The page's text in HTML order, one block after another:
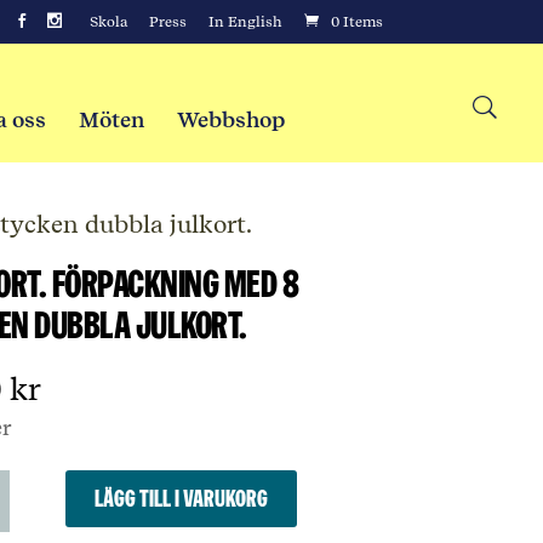
Skola Press In English 0 Items
oss Möten Webbshop
dubbla julkort.
Förpackning med 8
dubbla julkort.
kr
Lägg till i varukorg